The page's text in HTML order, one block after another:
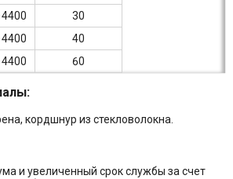
30
40
60
кордшнур из стекловолокна.
и увеличенный срок службы за счет